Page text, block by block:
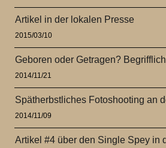
Artikel in der lokalen Presse
2015/03/10
Geboren oder Getragen?
2014/11/21
Spätherbstliches Fotoshooting an
2014/11/09
Artikel #4 über den Single Spey in